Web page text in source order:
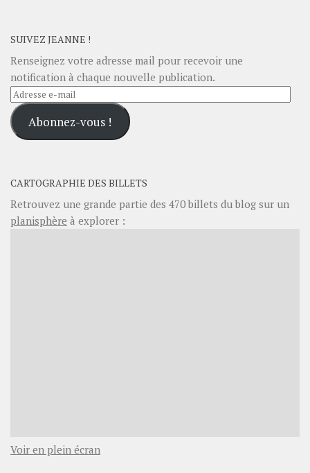
SUIVEZ JEANNE !
Renseignez votre adresse mail pour recevoir une
notification à chaque nouvelle publication.
Adresse
e-
mailAbonnez-vous !
CARTOGRAPHIE DES BILLETS
Retrouvez une grande partie des 470billets du blog sur un
planisphère à explorer :
Voir en plein écran